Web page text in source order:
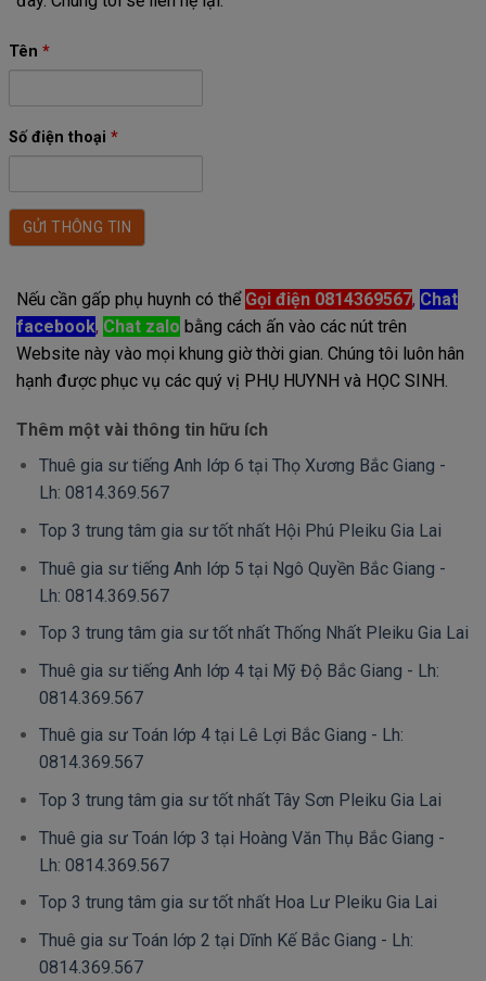
Tên *
Số điện thoại *
Nếu cần gấp phụ huynh có thể Gọi điện 0814369567, Chat
facebook, Chat zalo bằng cách ấn vào các nút trên
Website này vào mọi khung giờ thời gian. Chúng tôi luôn hân
hạnh được phục vụ các quý vị PHỤ HUYNH và HỌC SINH.
Thêm một vài thông tin hữu ích
Thuê gia sư tiếng Anh lớp 6 tại Thọ Xương Bắc Giang -
Lh: 0814.369.567
Top 3 trung tâm gia sư tốt nhất Hội Phú Pleiku Gia Lai
Thuê gia sư tiếng Anh lớp 5 tại Ngô Quyền Bắc Giang -
Lh: 0814.369.567
Top 3 trung tâm gia sư tốt nhất Thống Nhất Pleiku Gia Lai
Thuê gia sư tiếng Anh lớp 4 tại Mỹ Độ Bắc Giang - Lh:
0814.369.567
Thuê gia sư Toán lớp 4 tại Lê Lợi Bắc Giang - Lh:
0814.369.567
Top 3 trung tâm gia sư tốt nhất Tây Sơn Pleiku Gia Lai
Thuê gia sư Toán lớp 3 tại Hoàng Văn Thụ Bắc Giang -
Lh: 0814.369.567
Top 3 trung tâm gia sư tốt nhất Hoa Lư Pleiku Gia Lai
Thuê gia sư Toán lớp 2 tại Dĩnh Kế Bắc Giang - Lh:
0814.369.567